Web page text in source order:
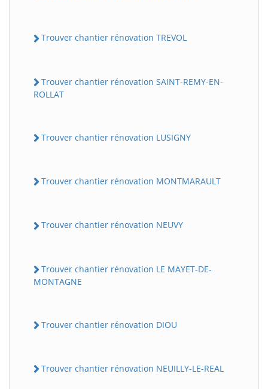
Trouver chantier rénovation TREVOL
Trouver chantier rénovation SAINT-REMY-EN-
ROLLAT
Trouver chantier rénovation LUSIGNY
Trouver chantier rénovation MONTMARAULT
Trouver chantier rénovation NEUVY
Trouver chantier rénovation LE MAYET-DE-
MONTAGNE
Trouver chantier rénovation DIOU
Trouver chantier rénovation NEUILLY-LE-REAL